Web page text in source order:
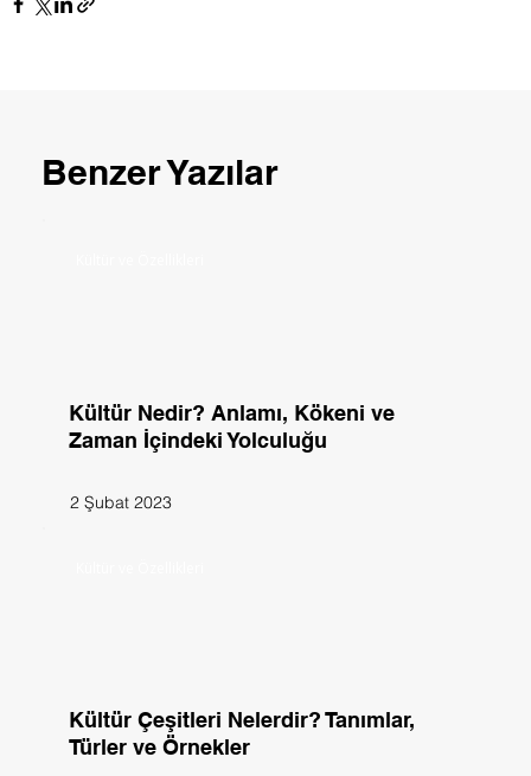
Kültür Nedir? Anlamı, Kökeni ve
Zaman İçindeki Yolculuğu
2 Şubat 2023
Kültür Çeşitleri Nelerdir? Tanımlar,
Türler ve Örnekler
Benzer Yazılar